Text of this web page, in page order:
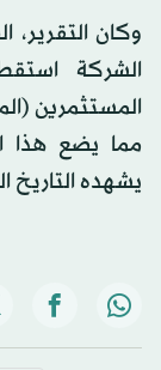
وكان التقرير،
الشركة
مما يضع هذا
يشهده التاريخ